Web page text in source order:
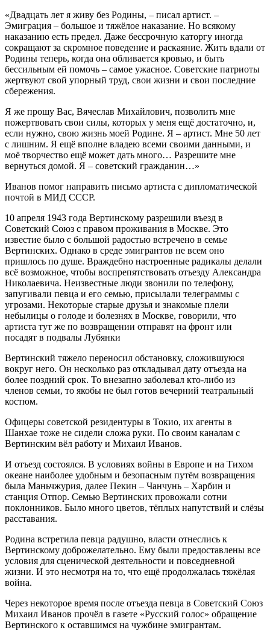
«Двадцать лет я живу без Родины, – писал артист. –
Эмиграция – большое и тяжёлое наказание. Но всякому
наказанию есть предел. Даже бессрочную каторгу иногда
сокращают за скромное поведение и раскаяние. Жить вдали от
Родины теперь, когда она обливается кровью, и быть
бессильным ей помочь – самое ужасное. Советские патриоты
жертвуют свой упорный труд, свои жизни и свои последние
сбережения.
Я же прошу Вас, Вячеслав Михайлович, позволить мне
пожертвовать свои силы, которых у меня ещё достаточно, и,
если нужно, свою жизнь моей Родине. Я – артист. Мне 50 лет
с лишним. Я ещё вполне владею всеми своими данными, и
моё творчество ещё может дать много… Разрешите мне
вернуться домой. Я – советский гражданин…»
Иванов помог направить письмо артиста с дипломатической
почтой в МИД СССР.
10 апреля 1943 года Вертинскому разрешили въезд в
Советский Союз с правом проживания в Москве. Это
известие было с большой радостью встречено в семье
Вертинских. Однако в среде эмигрантов не всем оно
пришлось по душе. Враждебно настроенные радикалы делали
всё возможное, чтобы воспрепятствовать отъезду Александра
Николаевича. Неизвестные люди звонили по телефону,
запугивали певца и его семью, присылали телеграммы с
угрозами. Некоторые старые друзья и знакомые плели
небылицы о голоде и болезнях в Москве, говорили, что
артиста тут же по возвращении отправят на фронт или
посадят в подвалы Лубянки
Вертинский тяжело переносил обстановку, сложившуюся
вокруг него. Он несколько раз откладывал дату отъезда на
более поздний срок. То внезапно заболевал кто-либо из
членов семьи, то якобы не был готов вечерний театральный
костюм.
Офицеры советской резидентуры в Токио, их агенты в
Шанхае тоже не сидели сложа руки. По своим каналам с
Вертинским вёл работу и Михаил Иванов.
И отъезд состоялся. В условиях войны в Европе и на Тихом
океане наиболее удобным и безопасным путём возвращения
была Маньчжурия, далее Пекин – Чанчунь – Харбин и
станция Отпор. Семью Вертинских провожали сотни
поклонников. Было много цветов, тёплых напутствий и слёзы
расставания.
Родина встретила певца радушно, власти отнеслись к
Вертинскому доброжелательно. Ему были предоставлены все
условия для сценической деятельности и повседневной
жизни. И это несмотря на то, что ещё продолжалась тяжёлая
война.
Через некоторое время после отъезда певца в Советский Союз
Михаил Иванов прочёл в газете «Русский голос» обращение
Вертинского к оставшимся на чужбине эмигрантам.